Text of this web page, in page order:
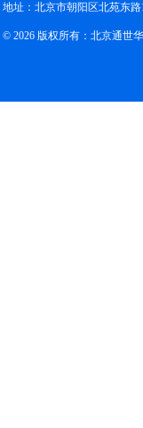
地址：北京市朝阳区北苑东路
© 2026 版权所有：北京通世